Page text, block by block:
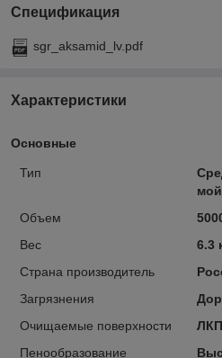
Спецификация
sgr_aksamid_lv.pdf
Характеристики
Основные
Тип
Объем
Вес
6.3
Страна производитель
Загрязнения
Очищаемые поверхности
ЛКП
Пенообразование